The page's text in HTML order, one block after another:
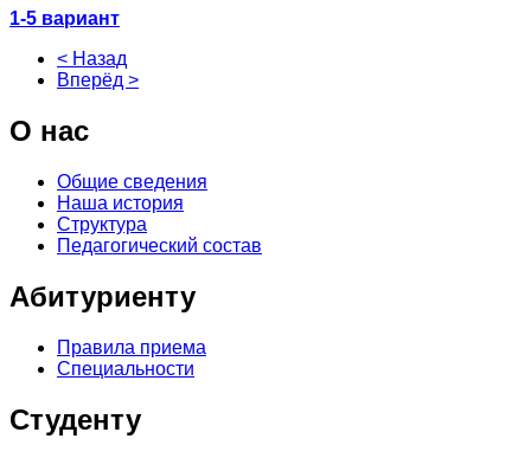
1-5 вариант
< Назад
Вперёд >
О нас
Общие сведения
Наша история
Структура
Педагогический состав
Абитуриенту
Правила приема
Специальности
Студенту